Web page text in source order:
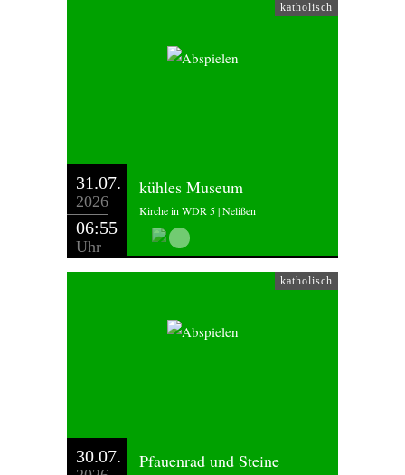
katholisch
31.07.
2026
06:55
Uhr
kühles Museum
Kirche in WDR 5 | Nelißen
katholisch
30.07. Pfauenrad und Steine